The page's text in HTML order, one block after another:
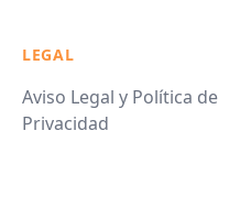
LEGAL
Aviso Legal y Política de
Privacidad